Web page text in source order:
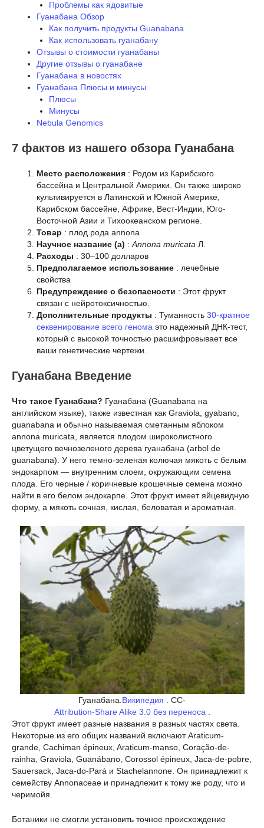
Проблемы как ядовитые
Гуанабана Обзор
Как получить продукты Guanabana
Как использовать гуанабану
Отзывы о стоимости гуанабаны
Другие отзывы о гуанабане
Гуанабана в новостях
Гуанабана Плюсы и минусы
Плюсы
Минусы
Nebula Genomics
7 фактов из нашего обзора Гуанабана
Место расположения : Родом из Карибского
бассейна и Центральной Америки. Он также широко
культивируется в Латинской и Южной Америке,
Карибском бассейне, Африке, Вест-Индии, Юго-
Восточной Азии и Тихоокеанском регионе.
Товар : плод рода annona
Научное название (а) : Annona muricata Л.
Расходы : 30–100 долларов
Предполагаемое использование : лечебные
свойства
Предупреждение о безопасности : Этот фрукт
связан с нейротоксичностью.
Дополнительные продукты : Туманность 30-кратное
секвенирование всего генома это надежный ДНК-тест,
который с высокой точностью расшифровывает все
ваши генетические чертежи.
Гуанабана Введение
Что такое Гуанабана? Гуанабана (Guanabana на
английском языке), также известная как Graviola, gyabano,
guanabana и обычно называемая сметанным яблоком
annona muricata, является плодом широколистного
цветущего вечнозеленого дерева гуанабана (arbol de
guanabana). У него темно-зеленая колючая мякоть с белым
эндокарпом — внутренним слоем, окружающим семена
плода. Его черные / коричневые крошечные семена можно
найти в его белом эндокарпе. Этот фрукт имеет яйцевидную
форму, а мякоть сочная, кислая, беловатая и ароматная.
Гуанабана. Википедия . CC-
Attribution-Share Alike 3.0 без переноса
Этот фрукт имеет разные названия в разных частях света.
Некоторые из его общих названий включают Araticum-
grande, Cachiman épineux, Araticum-manso, Coração-de-
rainha, Graviola, Guanábano, Corossol épineux, Jaca-de-pobre,
Sauersack, Jaca-do-Pará и Stachelannone. Он принадлежит к
семейству Annonaceae и принадлежит к тому же роду, что и
черимойя.
Ботаники не смогли установить точное происхождение